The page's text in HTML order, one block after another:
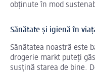
obținute în mod
Sănătate și igienă în
Sănătatea noastră este
drogerie markt puteți
susțină starea de bine.